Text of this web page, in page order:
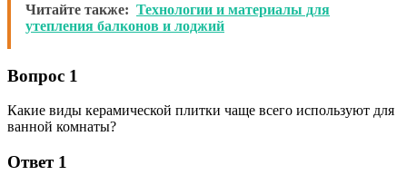
Читайте также: Технологии и материалы для
утепления балконов и лоджий
Вопрос 1
Какие виды керамической плитки чаще всего используют для
ванной комнаты?
Ответ 1